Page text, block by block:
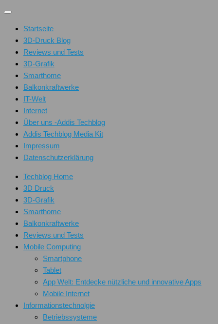
Unter
Inhalt
Startseite
3D-Druck Blog
Reviews und Tests
3D-Grafik
Smarthome
Balkonkraftwerke
IT-Welt
Internet
Über uns -Addis Techblog
Addis Techblog Media Kit
Impressum
Datenschutzerklärung
Techblog Home
3D Druck
3D-Grafik
Smarthome
Balkonkraftwerke
Reviews und Tests
Mobile Computing
Smartphone
Tablet
App Welt: Entdecke nützliche und innovative Apps
Mobile Internet
Informationstechnolgie
Betriebssysteme